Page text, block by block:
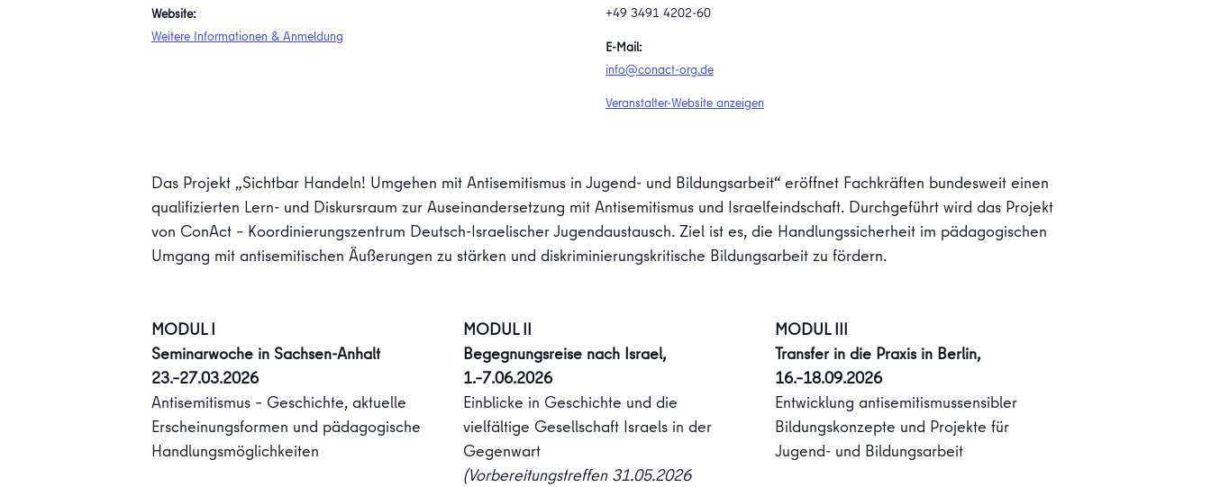
Website:
Weitere Informationen & Anmeldung
+49 3491 4202-60
E-Mail:
info@conact-org.de
Veranstalter-Website anzeigen
Das Projekt „Sichtbar Handeln! Umgehen mit Antisemitismus in Jugend- und Bildungsarbeit“ eröffnet Fachkräften bundesweit einen
qualifizierten Lern- und Diskursraum zur Auseinandersetzung mit Antisemitismus und Israelfeindschaft. Durchgeführt wird das Projekt
von ConAct – Koordinierungszentrum Deutsch-Israelischer Jugendaustausch. Ziel ist es, die Handlungssicherheit im pädagogischen
Umgang mit antisemitischen Äußerungen zu stärken und diskriminierungskritische Bildungsarbeit zu fördern.
MODUL I
Seminarwoche in Sachsen-Anhalt
23.–27.03.2026
Antisemitismus – Geschichte, aktuelle
Erscheinungsformen und pädagogische
Handlungsmöglichkeiten
MODUL II
Begegnungsreise nach Israel,
1.–7.06.2026
Einblicke in Geschichte und die
vielfältige Gesellschaft Israels in der
Gegenwart
(Vorbereitungstreffen 31.05.2026
MODUL III
Transfer in die Praxis in Berlin,
16.–18.09.2026
Entwicklung antisemitismussensibler
Bildungskonzepte und Projekte für
Jugend- und Bildungsarbeit